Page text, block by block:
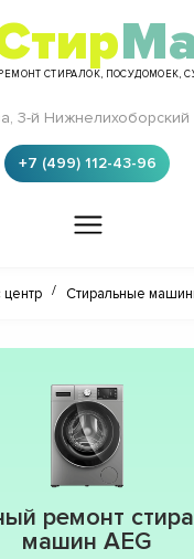
СТИРАЛОК, ПОСУДОМОЕК,
3-й Нижнелихоборский
+7 (499) 112-43-96
/ Стиральные
ремонт
машин AEG